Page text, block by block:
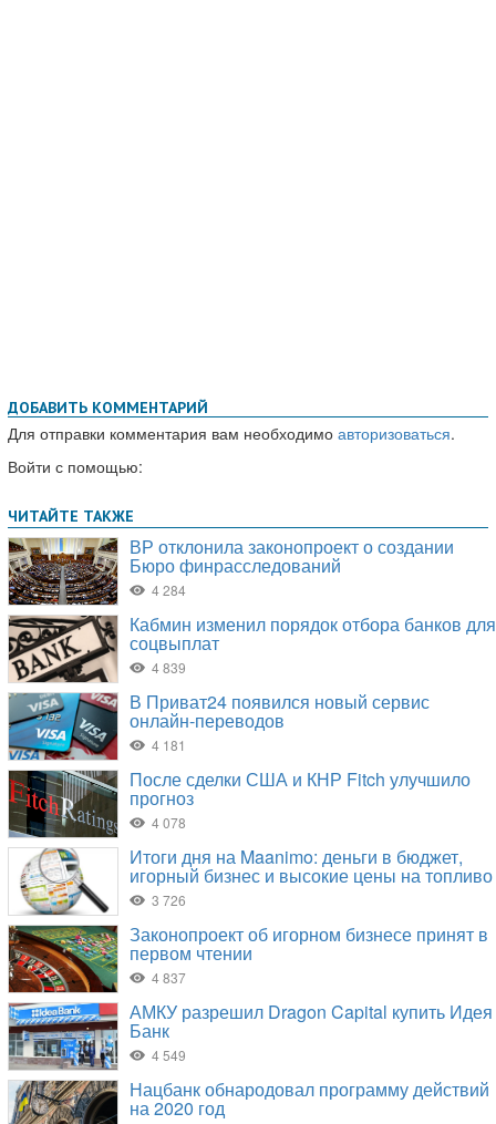
ДОБАВИТЬ КОММЕНТАРИЙ
Для отправки комментария вам необходимо авторизоваться.
Войти с помощью: